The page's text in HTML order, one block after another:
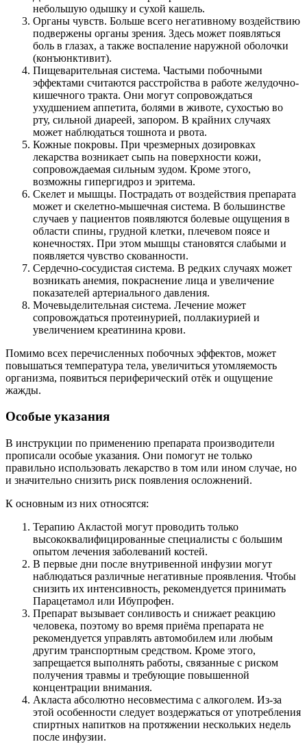
небольшую одышку и сухой кашель.
Органы чувств. Больше всего негативному воздействию
подвержены органы зрения. Здесь может появляться
боль в глазах, а также воспаление наружной оболочки
(конъюнктивит).
Пищеварительная система. Частыми побочными
эффектами считаются расстройства в работе желудочно-
кишечного тракта. Они могут сопровождаться
ухудшением аппетита, болями в животе, сухостью во
рту, сильной диареей, запором. В крайних случаях
может наблюдаться тошнота и рвота.
Кожные покровы. При чрезмерных дозировках
лекарства возникает сыпь на поверхности кожи,
сопровождаемая сильным зудом. Кроме этого,
возможны гипергидроз и эритема.
Скелет и мышцы. Пострадать от воздействия препарата
может и скелетно-мышечная система. В большинстве
случаев у пациентов появляются болевые ощущения в
области спины, грудной клетки, плечевом поясе и
конечностях. При этом мышцы становятся слабыми и
появляется чувство скованности.
Сердечно-сосудистая система. В редких случаях может
возникать анемия, покраснение лица и увеличение
показателей артериального давления.
Мочевыделительная система. Лечение может
сопровождаться протеинурией, поллакиурией и
увеличением креатинина крови.
Помимо всех перечисленных побочных эффектов, может
повышаться температура тела, увеличиться утомляемость
организма, появиться периферический отёк и ощущение
жажды.
Особые указания
В инструкции по применению препарата производители
прописали особые указания. Они помогут не только
правильно использовать лекарство в том или ином случае, но
и значительно снизить риск появления осложнений.
К основным из них относятся:
Терапию Акластой могут проводить только
высококвалифицированные специалисты с большим
опытом лечения заболеваний костей.
В первые дни после внутривенной инфузии могут
наблюдаться различные негативные проявления. Чтобы
снизить их интенсивность, рекомендуется принимать
Парацетамол или Ибупрофен.
Препарат вызывает сонливость и снижает реакцию
человека, поэтому во время приёма препарата не
рекомендуется управлять автомобилем или любым
другим транспортным средством. Кроме этого,
запрещается выполнять работы, связанные с риском
получения травмы и требующие повышенной
концентрации внимания.
Акласта абсолютно несовместима с алкоголем. Из-за
этой особенности следует воздержаться от употребления
спиртных напитков на протяжении нескольких недель
после инфузии.